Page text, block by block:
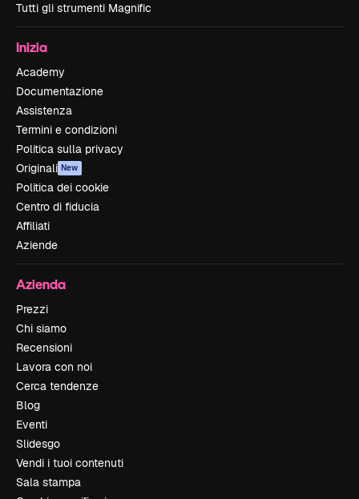
Tutti gli strumenti Magnific
Inizia
Academy
Documentazione
Assistenza
Termini e condizioni
Politica sulla privacy
Originali New
Politica dei cookie
Centro di fiducia
Affiliati
Aziende
Azienda
Prezzi
Chi siamo
Recensioni
Lavora con noi
Cerca tendenze
Blog
Eventi
Slidesgo
Vendi i tuoi contenuti
Sala stampa